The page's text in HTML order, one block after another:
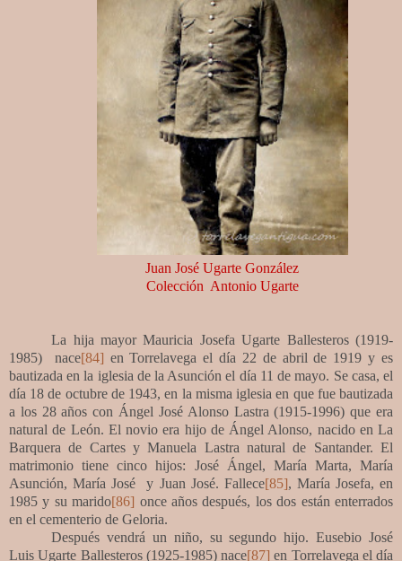
Juan José Ugarte González
Colección Antonio Ugarte
La hija mayor Mauricia Josefa Ugarte Ballesteros (1919-
1985) nace[84] en Torrelavega el día 22 de abril de 1919 y es
bautizada en la iglesia de la Asunción el día 11 de mayo. Se casa, el
día 18 de octubre de 1943, en la misma iglesia en que fue bautizada
a los 28 años con Ángel José Alonso Lastra (1915-1996) que era
natural de León. El novio era hijo de Ángel Alonso, nacido en La
Barquera de Cartes y Manuela Lastra natural de Santander. El
matrimonio tiene cinco hijos: José Ángel, María Marta, María
Asunción, María José y Juan José. Fallece[85], María Josefa, en
1985 y su marido[86] once años después, los dos están enterrados
en el cementerio de Geloria.
Después vendrá un niño, su segundo hijo. Eusebio José
Luis Ugarte Ballesteros (1925-1985) nace[87] en Torrelavega el día